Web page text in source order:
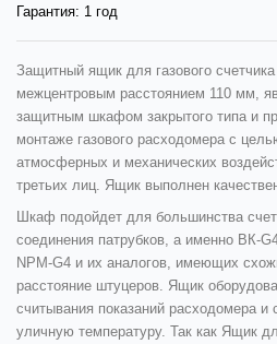
Гарантия: 1 год
Защитный ящик для газового счетчика
межцентровым расстоянием 110 мм,
защитным шкафом закрытого типа и
монтаже газового расходомера с
атмосферных и механических
третьих лиц. Ящик выполнен
Шкаф подойдет для большинства
соединения патрубков, а именно ВК-
NPM-G4 и их аналогов, имеющих
расстояние штуцеров. Ящик
считывания показаний расходомера и
уличную температуру. Так как Ящик